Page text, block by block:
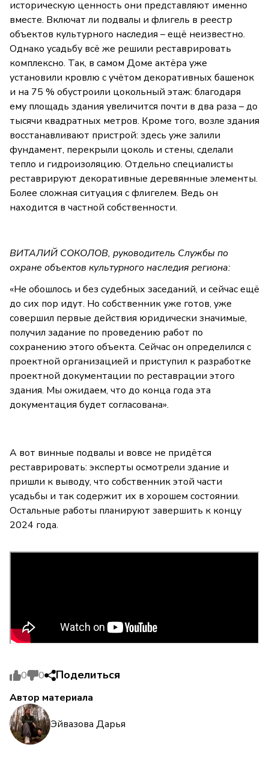
историческую ценность они представляют именно
вместе. Включат ли подвалы и флигель в реестр
объектов культурного наследия – ещё неизвестно.
Однако усадьбу всё же решили реставрировать
комплексно. Так, в самом Доме актёра уже
установили кровлю с учётом декоративных башенок
и на 75 % обустроили цокольный этаж: благодаря
ему площадь здания увеличится почти в два раза – до
тысячи квадратных метров. Кроме того, возле здания
восстанавливают пристрой: здесь уже залили
фундамент, перекрыли цоколь и стены, сделали
тепло и гидроизоляцию. Отдельно специалисты
реставрируют декоративные деревянные элементы.
Более сложная ситуация с флигелем. Ведь он
находится в частной собственности.
ВИТАЛИЙ СОКОЛОВ, руководитель Службы по
охране объектов культурного наследия региона:
«Не обошлось и без судебных заседаний, и сейчас ещё
до сих пор идут. Но собственник уже готов, уже
совершил первые действия юридически значимые,
получил задание по проведению работ по
сохранению этого объекта. Сейчас он определился с
проектной организацией и приступил к разработке
проектной документации по реставрации этого
здания. Мы ожидаем, что до конца года эта
документация будет согласована».
А вот винные подвалы и вовсе не придётся
реставрировать: эксперты осмотрели здание и
пришли к выводу, что собственник этой части
усадьбы и так содержит их в хорошем состоянии.
Остальные работы планируют завершить к концу
2024 года.
0 0 Поделиться
Автор материала
Эйвазова Дарья